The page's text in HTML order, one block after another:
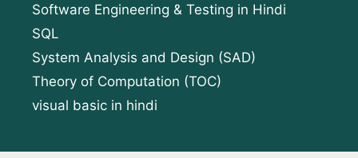
Software Engineering & Testing in Hindi
SQL
System Analysis and Design (SAD)
Theory of Computation (TOC)
visual basic in hindi